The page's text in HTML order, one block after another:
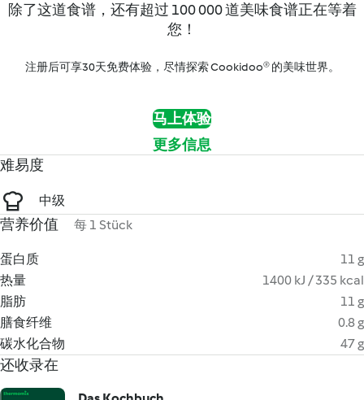
除了这道食谱，还有超过 100 000 道美味食谱正在等着
您！
注册后可享30天免费体验，尽情探索 Cookidoo® 的美味世界。
马上体验
更多信息
难易度
中级
营养价值 每 1 Stück
蛋白质
11 g
热量
1400 kJ / 335 kcal
脂肪
11 g
膳食纤维
0.8 g
碳水化合物
47 g
还收录在